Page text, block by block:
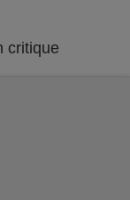
critique